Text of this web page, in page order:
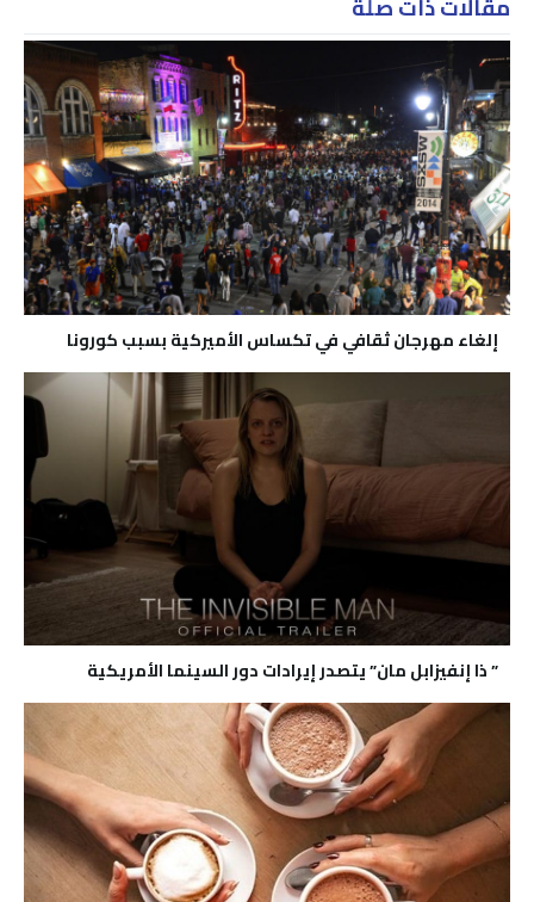
مقالات ذات صلة
إلغاء مهرجان ثقافي في تكساس الأميركية بسبب كورونا
” ذا إنفيزابل مان” يتصدر إيرادات دور السينما الأمريكية